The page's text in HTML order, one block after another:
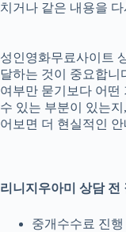
치거나 같은 내용을
성인영화무료사이트
달하는 것이 중요합니
여부만 묻기보다 어떤
수 있는 부분이 있는
어보면 더 현실적인
리니지우아미 상담 전
중개수수료 진